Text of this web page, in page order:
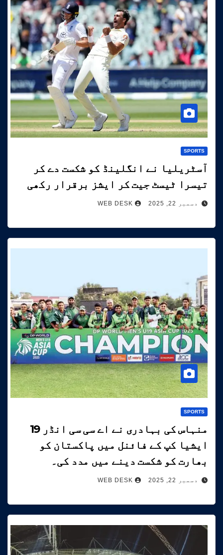
SPORTS
آسٹریلیا نے انگلینڈ کو شکست دے کر
تیسرا ٹیسٹ جیت کر ایشز برقرار رکھی
دسمبر 22, 2025 WEB DESK
SPORTS
منہاس کی بہادری نے اے سی سی انڈر 19
ایشیا کپ کے فائنل میں پاکستان کو
بھارت کو شکست دینے میں مدد کی۔
دسمبر 22, 2025 WEB DESK